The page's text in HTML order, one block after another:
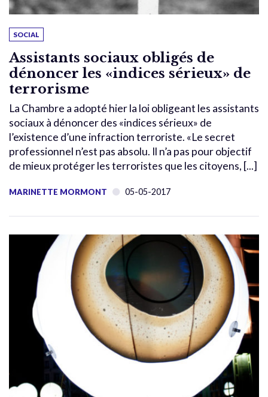
SOCIAL
Assistants sociaux obligés de
dénoncer les «indices sérieux» de
terrorisme
La Chambre a adopté hier la loi obligeant les assistants
sociaux à dénoncer des «indices sérieux» de
l’existence d’une infraction terroriste. «Le secret
professionnel n’est pas absolu. Il n’a pas pour objectif
de mieux protéger les terroristes que les citoyens, [...]
MARINETTE MORMONT 05-05-2017